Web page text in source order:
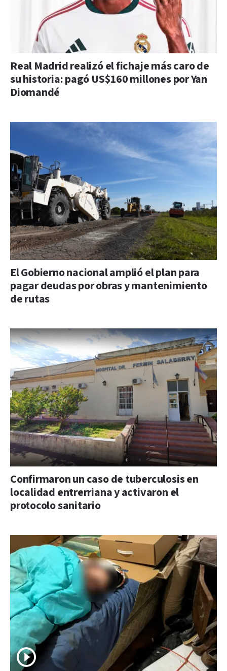
Real Madrid realizó el fichaje más caro de
su historia: pagó US$160 millones por Yan
Diomandé
El Gobierno nacional amplió el plan para
pagar deudas por obras y mantenimiento
de rutas
Confirmaron un caso de tuberculosis en
localidad entrerriana y activaron el
protocolo sanitario